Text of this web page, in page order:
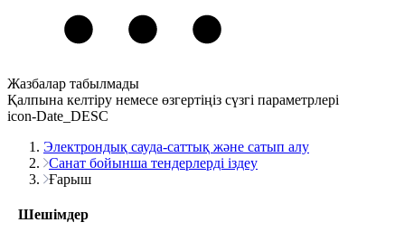
Жазбалар табылмады
Қалпына келтіру немесе өзгертіңіз сүзгі параметрлері
icon-Date_DESC
Электрондық сауда-саттық және сатып алу
Санат бойынша тендерлерді іздеу
Ғарыш
Шешімдер